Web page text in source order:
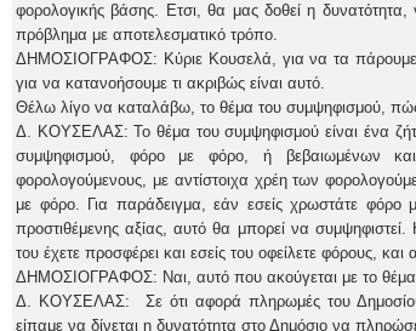
φορολογικής βάσης. Ετσι, θα μας δοθεί η
πρόβλημα με αποτελεσματικό τρόπο.
ΔΗΜΟΣΙΟΓΡΑΦΟΣ: Κύριε Κουσελά, για να τα πάρουμε
για να κατανοήσουμε τι ακριβώς είναι αυτό.
Θέλω λίγο να καταλάβω, το θέμα του συμψηφισμού,
Δ. ΚΟΥΣΕΛΑΣ: Το θέμα του συμψηφισμού είναι ένα
συμψηφισμού, φόρο με φόρο, ή βεβαιωμένων
φορολογούμενους, με αντίστοιχα χρέη των
με φόρο. Για παράδειγμα, εάν εσείς χρωστάτε φόρο
προστιθέμενης αξίας, αυτό θα μπορεί να
του έχετε προσφέρει και εσείς του οφείλετε φόρους,
ΔΗΜΟΣΙΟΓΡΑΦΟΣ: Ναι, αυτό που ακούγεται με το θέμα
Δ. ΚΟΥΣΕΛΑΣ: Σε ότι αφορά πληρωμές του
είπαμε να δίνεται η δυνατότητα στο Δημόσιο να